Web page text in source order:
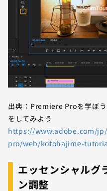
出典：Premiere Proを学ぼ
をしてみよう
https://www.adobe.com/
pro/web/kotohajime-
エッセンシャルグ
ン調整